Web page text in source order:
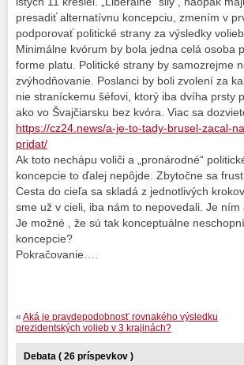
presadiť alternatívnu koncepciu, zmením v
podporovať politické strany za výsledky
Minimálne kvórum by bola jedna celá osoba
forme platu. Politické strany by samozrejme
zvýhodňovanie. Poslanci by boli zvolení za
nie straníckemu šéfovi, ktorý iba dvíha prsty
ako vo Švajčiarsku bez kvóra. Viac sa
https://cz24.news/a-je-to-tady-brusel-zacal-
pridat/
Ak toto nechápu voliči a „pronárodné“
koncepcie to ďalej nepôjde. Zbytočne sa
Cesta do cieľa sa skladá z jednotlivých
sme už v cieli, iba nám to nepovedali. Je ním
Je možné , že sú tak konceptuálne
koncepcie?
Pokračovanie….
« Aká je pravdepodobnosť rovnakého výsledku
prezidentských volieb v 3 krajinách?
Debata ( 26 príspevkov )